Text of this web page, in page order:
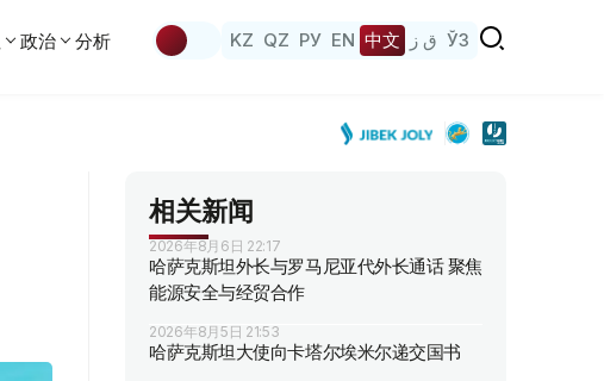
政治 分析 KZ QZ РУ EN 中文 ق ز ЎЗ
相关新闻
2026年8月6日 22:17
哈萨克斯坦外长与罗马尼亚代外长通话 聚焦
能源安全与经贸合作
2026年8月5日 21:53
哈萨克斯坦大使向卡塔尔埃米尔递交国书